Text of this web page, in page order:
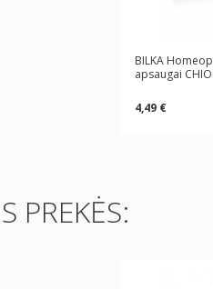
BILKA
apsaugai
4,49 €
PREKĖS: